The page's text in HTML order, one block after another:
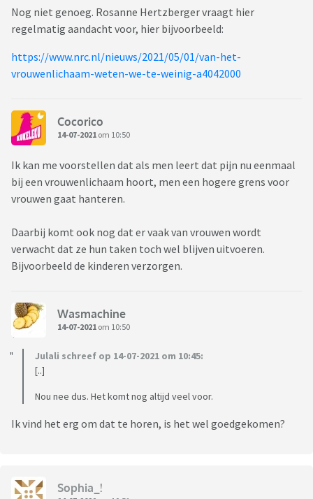
Nog niet genoeg. Rosanne Hertzberger vraagt hier
regelmatig aandacht voor, hier bijvoorbeeld:
https://www.nrc.nl/nieuws/2021/05/01/van-het-
vrouwenlichaam-weten-we-te-weinig-a4042000
Cocorico
14-07-2021 om 10:50
Ik kan me voorstellen dat als men leert dat pijn nu eenmaal
bij een vrouwenlichaam hoort, men een hogere grens voor
vrouwen gaat hanteren.
Daarbij komt ook nog dat er vaak van vrouwen wordt
verwacht dat ze hun taken toch wel blijven uitvoeren.
Bijvoorbeeld de kinderen verzorgen.
Wasmachine
14-07-2021 om 10:50
Julali schreef op 14-07-2021 om 10:45:
[..]
Nou nee dus. Het komt nog altijd veel voor.
Ik vind het erg om dat te horen, is het wel goedgekomen?
Sophia_!